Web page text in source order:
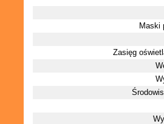
Maski
Zasięg